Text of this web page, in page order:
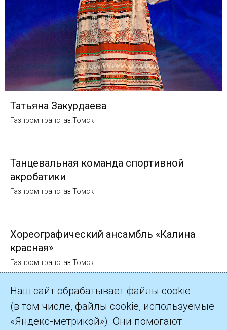
Татьяна Закурдаева
Газпром трансгаз Томск
Танцевальная команда спортивной
акробатики
Газпром трансгаз Томск
Хореографический ансамбль «Калина
красная»
Газпром трансгаз Томск
Наш сайт обрабатывает файлы cookie
(в том числе, файлы cookie, используемые
«Яндекс-метрикой»). Они помогают